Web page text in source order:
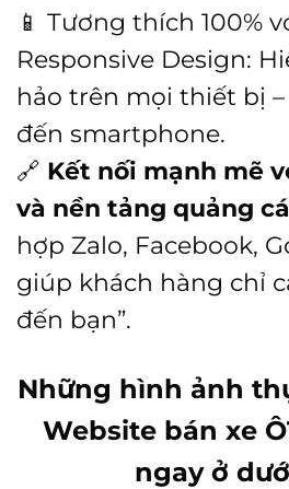
📱 Tương thích 100%
Responsive Design:
hảo trên mọi thiết bị
đến smartphone.
🔗 Kết nối mạnh mẽ
và nền tảng quảng
hợp Zalo, Facebook,
giúp khách hàng chỉ
đến bạn”.
Những hình ảnh
Website bán xe
ngay ở